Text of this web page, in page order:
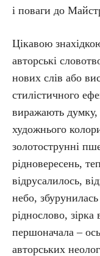
і поваги до
Цікавою
авторські
нових слів або
стилістичного
виражають
художнього
золотострунні
рідновересень,
відрусалилось,
небо,
ріднослово,
першоначала –
авторських